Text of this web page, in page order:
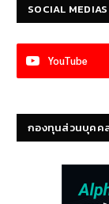
SOCIAL
YouTube
กองทุนส่วนบุคค